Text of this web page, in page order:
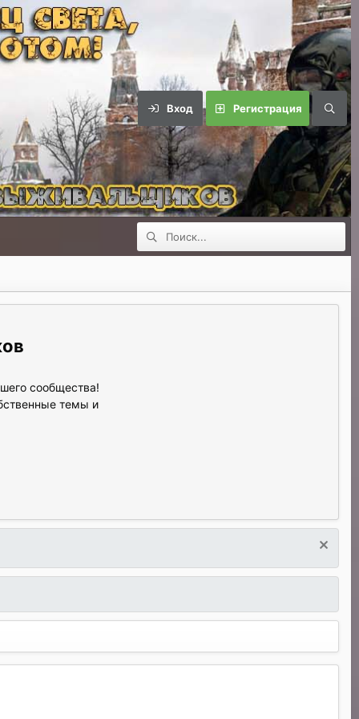
Вход Регистрация
сообщества!
темы и